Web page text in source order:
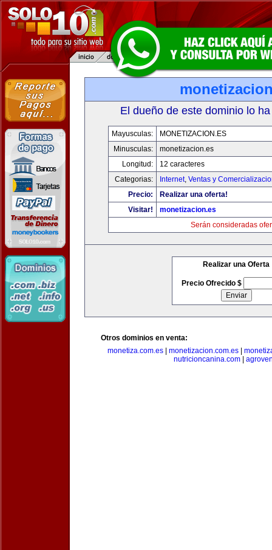
El dueño de este dominio lo
Mayusculas:
MONETIZACION.ES
Minusculas:
monetizacion.es
Longitud:
12 caracteres
Categorias:
Internet, Ventas y
Precio:
Realizar una oferta!
Visitar!
monetizacion.es
Serán consideradas
Realizar una Oferta
Precio Ofrecido $
Otros dominios en venta:
monetiza.com.es| monetizacion.com.es|
nutricioncanina.com